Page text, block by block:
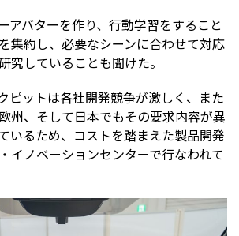
アバターを作り、行動学習をすること
集約し、必要なシーンに合わせて対応
究していることも聞けた。
ピットは各社開発競争が激しく、また
州、そして日本でもその要求内容が異
いるため、コストを踏まえた製品開発
イノベーションセンターで行なわれて